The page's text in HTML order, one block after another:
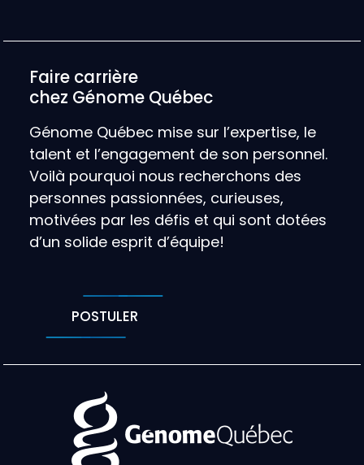
Faire carrière
chez Génome Québec
Génome Québec mise sur l’expertise, le
talent et l’engagement de son personnel.
Voilà pourquoi nous recherchons des
personnes passionnées, curieuses,
motivées par les défis et qui sont dotées
d’un solide esprit d’équipe!
POSTULER